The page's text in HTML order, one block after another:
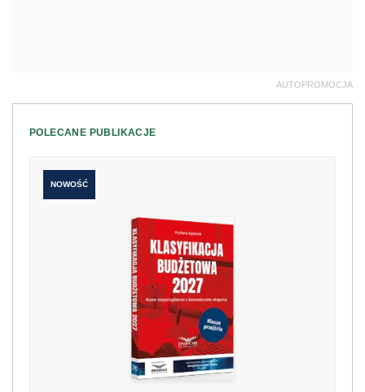
AUTOPROMOCJA
POLECANE PUBLIKACJE
NOWOŚĆ